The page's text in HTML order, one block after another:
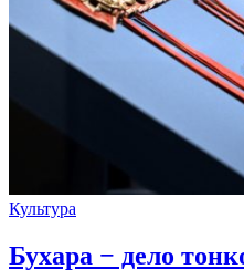
Культура
Бухара − дело